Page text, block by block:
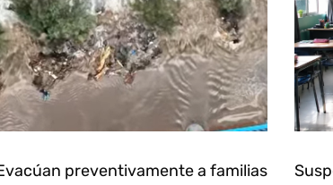
preventivamente a familias